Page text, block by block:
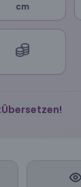
cm
Übersetzen!